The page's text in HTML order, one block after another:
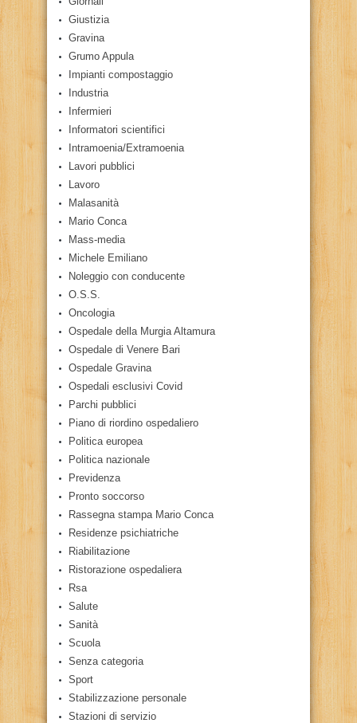
Giustizia
Gravina
Grumo Appula
Impianti compostaggio
Industria
Infermieri
Informatori scientifici
Intramoenia/Extramoenia
Lavori pubblici
Lavoro
Malasanità
Mario Conca
Mass-media
Michele Emiliano
Noleggio con conducente
O.S.S.
Oncologia
Ospedale della Murgia Altamura
Ospedale di Venere Bari
Ospedale Gravina
Ospedali esclusivi Covid
Parchi pubblici
Piano di riordino ospedaliero
Politica europea
Politica nazionale
Previdenza
Pronto soccorso
Rassegna stampa Mario Conca
Residenze psichiatriche
Riabilitazione
Ristorazione ospedaliera
Rsa
Salute
Sanità
Scuola
Senza categoria
Sport
Stabilizzazione personale
Stazioni di servizio